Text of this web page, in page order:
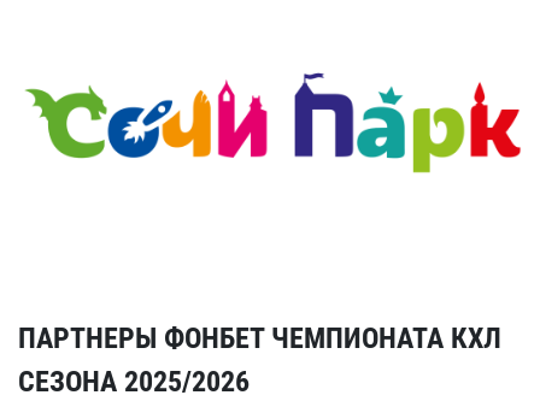
ПАРТНЕРЫ ФОНБЕТ ЧЕМПИОНАТА КХЛ
СЕЗОНА 2025/2026